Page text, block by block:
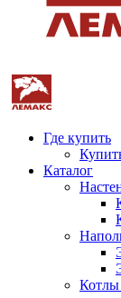
Где купить
Каталог
Котлы